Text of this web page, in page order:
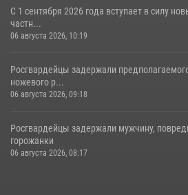
С 1 сентября 2026 года вступает в силу
частн...
06 августа 2026, 10:19
Росгвардейцы задержали
ножевого р...
06 августа 2026, 09:18
Росгвардейцы задержали мужчину,
горожанки
06 августа 2026, 08:17